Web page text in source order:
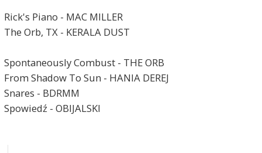
Rick's Piano - MAC MILLER
The Orb, TX - KERALA DUST
Spontaneously Combust - THE ORB
From Shadow To Sun - HANIA DEREJ
Snares - BDRMM
Spowiedź - OBIJALSKI